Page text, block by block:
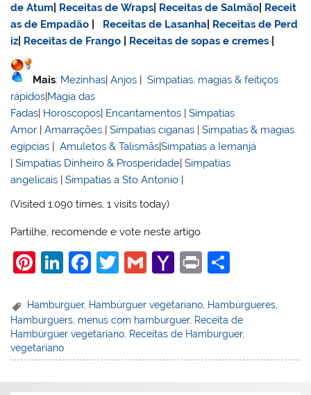
de Atum Receitas de Wraps Receitas de Salmão Receit
as de Empadão
Receitas de Lasanha Receitas de Perd
iz Receitas de Frango Receitas de sopas e cremes
Mais: Mezinhas|Anjos |Simpatias, magias & feitiços
rápidos|Magia das
Fadas| Horoscopos| Encantamentos |Simpatias
Amor |Amarrações |Simpatias ciganas |Simpatias & magias
egípcias |Amuletos & Talismãs|Simpatias a Iemanjá
|Simpatias Dinheiro & Prosperidade|Simpatias
angelicais |Simpatias a Sto Antonio |
(Visited 1.090 times, 1 visits today)
Partilhe, recomende e vote neste artigo
Pi
er
e
st
Li
k
e
dI
F
c
e
T
itt
er
G
ai
l
Y
h
o
Pr
t
ar
e
Hamburguer, Hambúrguer vegetariano Hambúrgueres
Hamburguers menus com hamburguer, Receita de
Hambúrguer vegetariano Receitas de Hamburguer,
vegetariano